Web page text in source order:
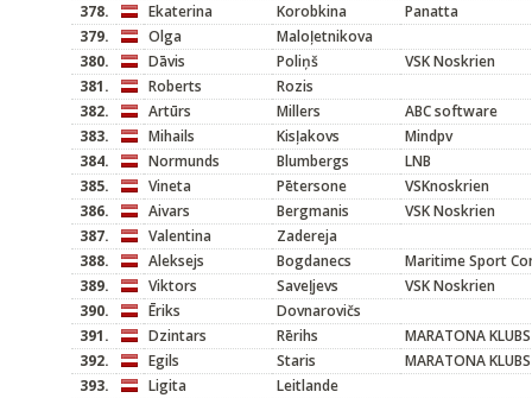
378.
Ekaterina Korobkina
Panatta
379.
Olga
Maloļetnikova
380.
Dāvis Poliņš
VSK Noskrien
381.
Roberts
Rozis
382.
Artūrs Millers
ABC software
383.
Mihails Kisļakovs
Mindpv
384.
Normunds Blumbergs
LNB
385.
Vineta Pētersone
VSKnoskrien
386.
Aivars Bergmanis
VSK Noskrien
387.
Valentina
Zadereja
388.
Aleksejs Bogdanecs
Maritime Sport
389.
Viktors Saveļjevs
VSK Noskrien
390.
Ēriks
Dovnarovičs
391.
Dzintars Rērihs
MARATONA KLUBS
392.
Egils Staris
MARATONA KLUBS
393.
Ligita
Leitlande